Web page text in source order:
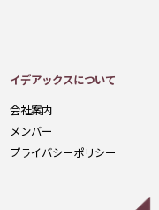
イデアックスについて
会社案内
メンバー
プライバシーポリシー